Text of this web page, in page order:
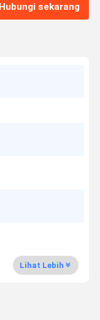
Hubungi sekarang
Lihat Lebih